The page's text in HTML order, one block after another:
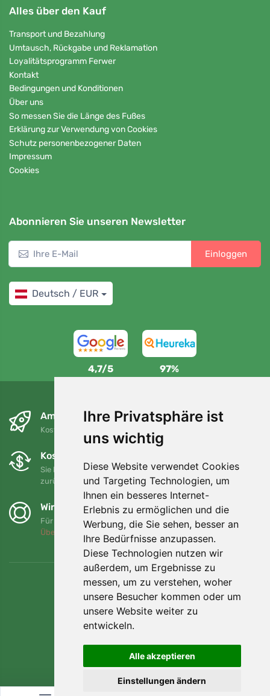
Ihre Privatsphäre ist
uns wichtig
Diese Website verwendet Cookies
und Targeting Technologien, um
Ihnen ein besseres Internet-
Erlebnis zu ermöglichen und die
Werbung, die Sie sehen, besser an
Ihre Bedürfnisse anzupassen.
Diese Technologien nutzen wir
außerdem, um Ergebnisse zu
messen, um zu verstehen, woher
unsere Besucher kommen oder um
unsere Website weiter zu
entwickeln.
Alle akzeptieren
Einstellungen ändern
Alles über den Kauf
Transport und Bezahlung
Umtausch, Rückgabe und Reklamation
Loyalitätsprogramm Ferwer
Kontakt
Bedingungen und Konditionen
Über uns
So messen Sie die Länge des Fußes
Erklärung zur Verwendung von Cookies
Schutz personenbezogener Daten
Impressum
Cookies
Abonnieren Sie unseren Newsletter
Einloggen
Deutsch / EUR
4,7/5 97%
Am nächsten Tag und kostenlos
Kostenloser Versand für Bestellungen über 80 EUR
Kostenloser Umtausch und Rückgabe
Sie können Ihre Bestellung jederzeit innerhalb von 90 Tagen
zurückgeben oder umtauschen.
Wir unterstützen Trees.org
Für jede Bestellung pflanzen wir einen Baum! Mehr lesen
Über uns